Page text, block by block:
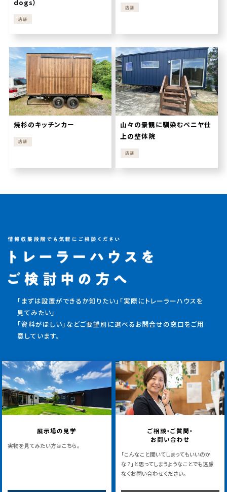
dogs）
店舗
店舗
焼杉のキッチンカー
店舗
山々の景観に馴染むベニヤ仕
上の整体院
店舗
「まずは設置ができるか知りたい」「実際にトレーラーハウスを
見てみたい」
「資料がほしい」などご要望別に選べるお問合せの窓口をご用
意しています。
展示場の見学
実物を見てみたい方はこちら。
ご相談・ご質問・
お問い合わせ
「こんなこと聞いてしまってもいいのか
な？」と思ってしまうようなことでも遠慮
なくお問い合わせください。